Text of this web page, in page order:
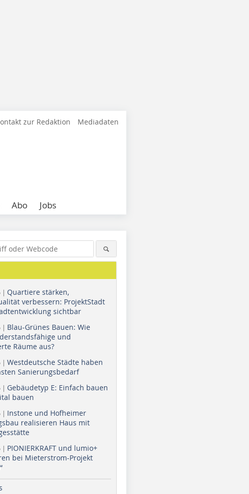
zur Redaktion Mediadaten
Abo Jobs
| Quartiere stärken,
verbessern: ProjektStadt
sichtbar
| Blau-Grünes Bauen: Wie
und
Räume aus?
| Westdeutsche Städte haben
Sanierungsbedarf
| Gebäudetyp E: Einfach bauen
bauen
| Instone und Hofheimer
realisieren Haus mit
| PIONIERKRAFT und lumio+
bei Mieterstrom-Projekt